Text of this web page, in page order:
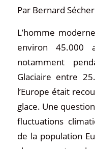
Par Bernard Sécher
L’homme
environ
notamment
Glaciaire entre
l’Europe était
glace. Une
fluctuations
de la population